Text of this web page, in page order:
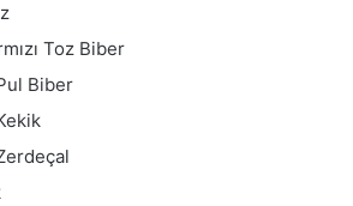
Toz Biber
Biber